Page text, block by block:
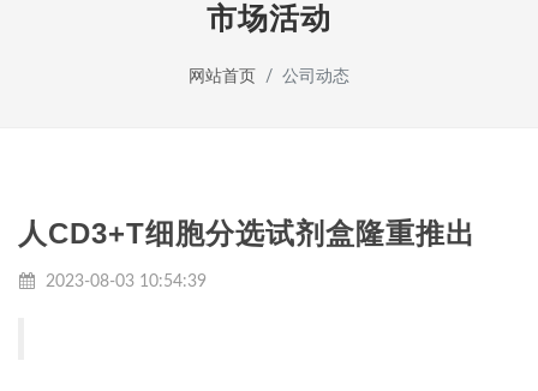
市场活动
网站首页 公司动态
人CD3+T细胞分选试剂盒隆重推出
2023-08-03 10:54:39